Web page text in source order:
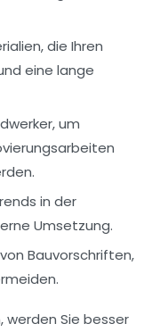
die Ihren
eine lange
um
in der
Umsetzung.
Bauvorschriften,
werden Sie besser